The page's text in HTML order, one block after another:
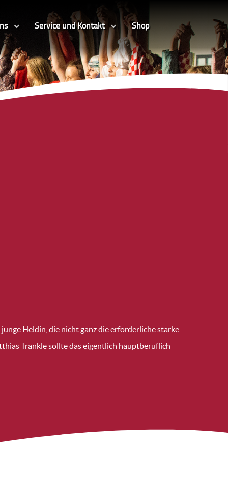
Service und Kontakt Shop
Heldin, die nicht ganz die erforderliche starke
Tränkle sollte das eigentlich hauptberuflich